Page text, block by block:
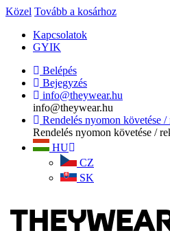
Közel Tovább a kosárhoz
Kapcsolatok
GYIK
Belépés
Bejegyzés
info@theywear.hu
info@theywear.hu
Rendelés nyomon követése
Rendelés nyomon követése /
HU
CZ
SK